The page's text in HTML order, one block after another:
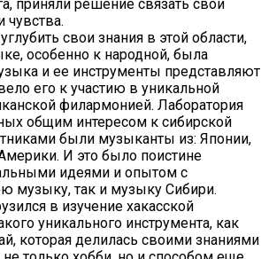
приняли решение связать свои
свои знания в этой области,
особенно к народной, была
и ее инструменты представляют
его к участию в уникальной
филармонией. Лаборатория
общим интересом к сибирской
были музыканты из: Японии,
И это было поистине
идеями и опытом с
музыку, так и музыку Сибири.
в изучение хакасской
уникального инструмента, как
которая делилась своими знаниями